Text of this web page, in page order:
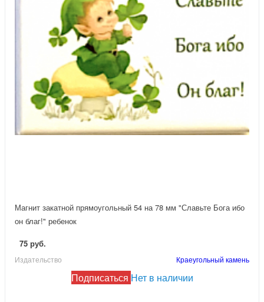
Магнит закатной прямоугольный 54 на 78 мм "Славьте Бога ибо
он благ!" ребенок
75 руб.
Издательство Краеугольный камень
Подписаться Нет в наличии